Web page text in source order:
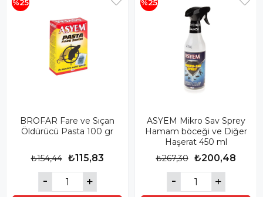
BROFAR Fare ve Sıçan
Öldürücü Pasta 100 gr
₺115,83
₺154,44
%25
ASYEM Mikro Sav Sprey
Hamam böceği ve Diğer
Haşerat 450 ml
₺200,48
₺267,30
%25